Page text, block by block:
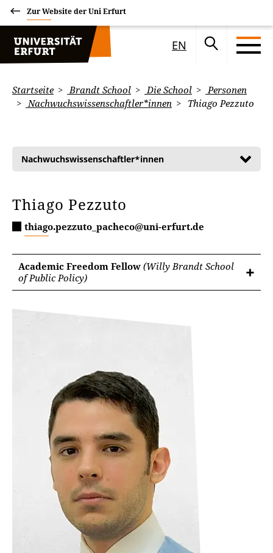
Zur Website der Uni Erfurt
EN
Startseite Brandt School Die School
Personen
Nachwuchswissenschaftler*innen
Thiago Pezzuto
Nachwuchswissenschaftler*innen
Thiago Pezzuto
thiago.pezzuto_pacheco@uni-erfurt.de
Academic Freedom Fellow (Willy Brandt School
of Public Policy)